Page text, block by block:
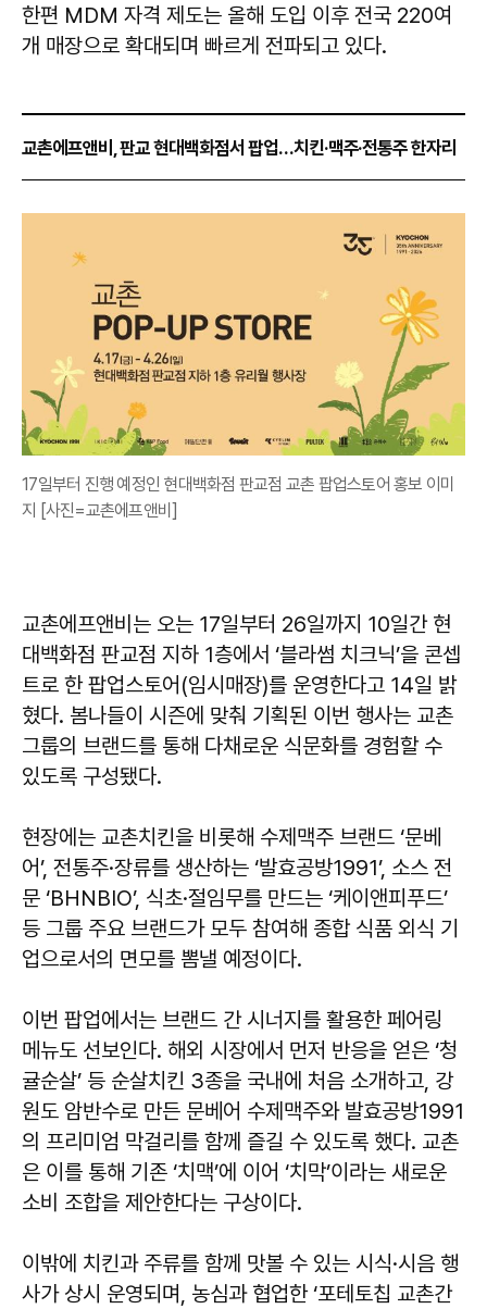
한편 MDM 자격 제도는 올해 도입 이후 전국 220여
개 매장으로 확대되며 빠르게 전파되고 있다.
교촌에프앤비, 판교 현대백화점서 팝업…치킨·맥주·전통주 한자리
17일부터 진행 예정인 현대백화점 판교점 교촌 팝업스토어 홍보 이미
지 [사진=교촌에프앤비]
교촌에프앤비는 오는 17일부터 26일까지 10일간 현
대백화점 판교점 지하 1층에서 ‘블라썸 치크닉’을 콘셉
트로 한 팝업스토어(임시매장)를 운영한다고 14일 밝
혔다. 봄나들이 시즌에 맞춰 기획된 이번 행사는 교촌
그룹의 브랜드를 통해 다채로운 식문화를 경험할 수
있도록 구성됐다.
현장에는 교촌치킨을 비롯해 수제맥주 브랜드 ‘문베
어’, 전통주·장류를 생산하는 ‘발효공방1991’, 소스 전
문 ‘BHNBIO’, 식초·절임무를 만드는 ‘케이앤피푸드’
등 그룹 주요 브랜드가 모두 참여해 종합 식품 외식 기
업으로서의 면모를 뽐낼 예정이다.
이번 팝업에서는 브랜드 간 시너지를 활용한 페어링
메뉴도 선보인다. 해외 시장에서 먼저 반응을 얻은 ‘청
귤순살’ 등 순살치킨 3종을 국내에 처음 소개하고, 강
원도 암반수로 만든 문베어 수제맥주와 발효공방1991
의 프리미엄 막걸리를 함께 즐길 수 있도록 했다. 교촌
은 이를 통해 기존 ‘치맥’에 이어 ‘치막’이라는 새로운
소비 조합을 제안한다는 구상이다.
이밖에 치킨과 주류를 함께 맛볼 수 있는 시식·시음 행
사가 상시 운영되며, 농심과 협업한 ‘포테토칩 교촌간